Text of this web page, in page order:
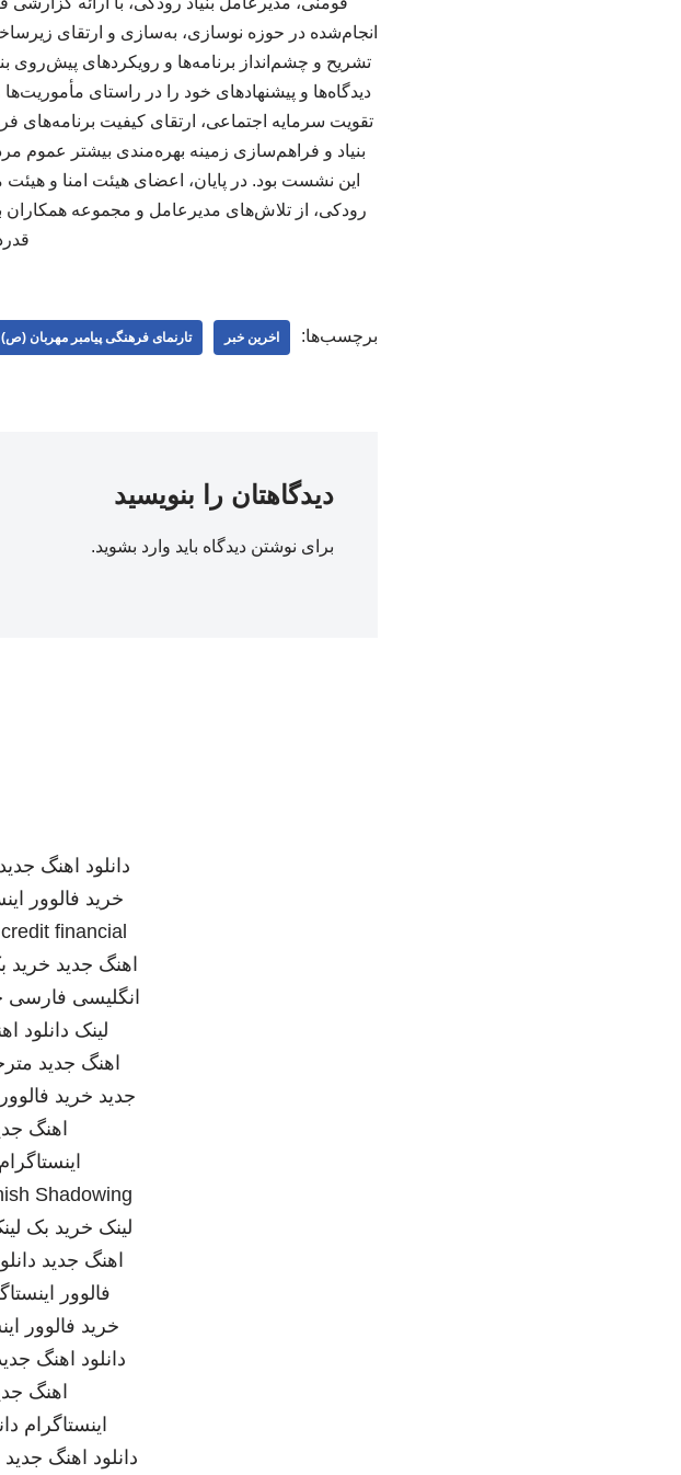
تشریح و چشم‌انداز برنامه‌ها و رویکردهای پیش‌روی
دیدگاه‌ها و پیشنهادهای خود را در راستای
تقویت سرمایه اجتماعی، ارتقای کیفیت برنامه‌های
بنیاد و فراهم‌سازی زمینه بهره‌مندی بیشتر عموم
این نشست بود. در پایان، اعضای هیئت امنا و
رودکی، از تلاش‌های مدیرعامل و مجموعه همکاران
برچسب‌ها: اخرین خبر تارنمای فرهنگی پیامبر مهربان (ص)
دیدگاهتان را بنویسید
برای نوشتن دیدگاه باید وارد بشوید.
دانلود اهنگ جدید
خرید فالوور
financial
اهنگ جدید خرید
انگلیسی فارسی
لینک دانلود
اهنگ جدید
جدید خرید
اهنگ
اینستاگرام
Shadowing
لینک خرید بک
اهنگ جدید
فالوور
خرید فالوور
دانلود اهنگ
اهنگ
اینستاگرام
دانلود اهنگ جدید